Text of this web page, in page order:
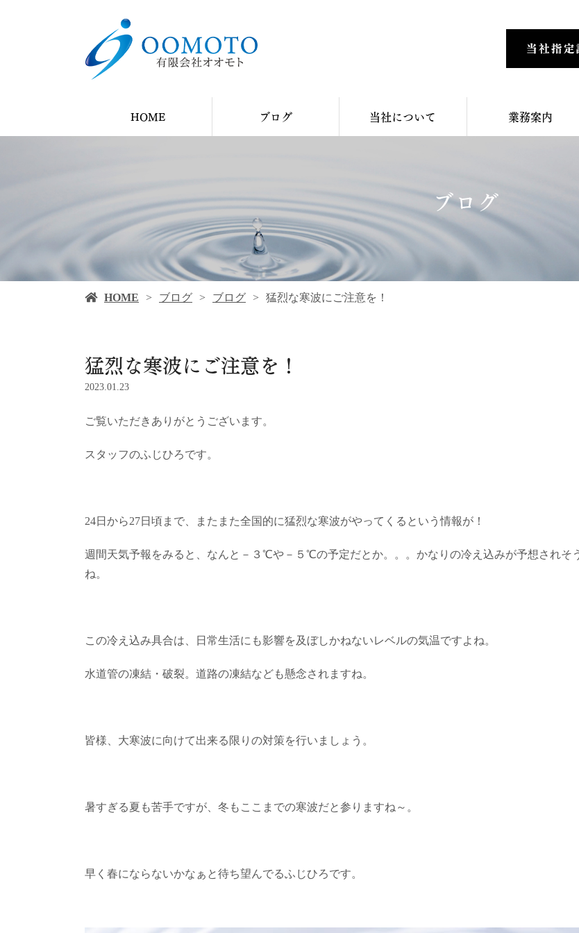
HOME ブログ 当社について 業務案内
ブログ
HOME ブログ ブログ 猛烈な寒波にご注意を！
猛烈な寒波にご注意を！
2023.01.23
ご覧いただきありがとうございます。
スタッフのふじひろです。
24日から27日頃まで、またまた全国的に猛烈な寒波がやってくるという情報が！
週間天気予報をみると、なんと－３℃や－５℃の予定だとか。。。かなりの冷え込みが予想されそ
ね。
この冷え込み具合は、日常生活にも影響を及ぼしかねないレベルの気温ですよね。
水道管の凍結・破裂。道路の凍結なども懸念されますね。
皆様、大寒波に向けて出来る限りの対策を行いましょう。
暑すぎる夏も苦手ですが、冬もここまでの寒波だと参りますね～。
早く春にならないかなぁと待ち望んでるふじひろです。